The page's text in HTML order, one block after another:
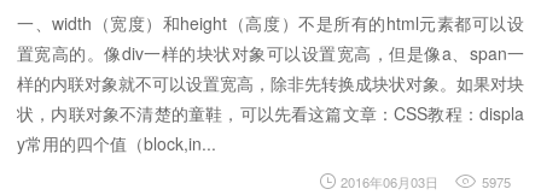
一、width（宽度）和height（高度）不是所有的html元素都可以设
置宽高的。像div一样的块状对象可以设置宽高，但是像a、span一
样的内联对象就不可以设置宽高，除非先转换成块状对象。如果对块
状，内联对象不清楚的童鞋，可以先看这篇文章：CSS教程：displa
y常用的四个值（block,in...
2016年06月03日 5975